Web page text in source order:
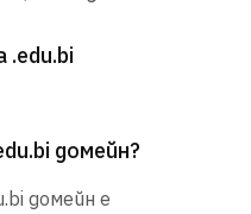
.edu.bi
домейн?
домейн е